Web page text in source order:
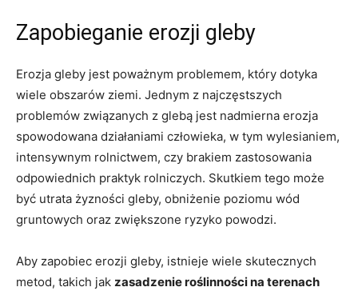
Zapobieganie erozji gleby
Erozja gleby​ jest poważnym problemem, który dotyka
‌wiele‌ obszarów ziemi.​ Jednym z najczęstszych
problemów związanych ⁣z glebą jest nadmierna⁣ erozja
spowodowana ‌działaniami człowieka,⁣ w tym wylesianiem,
intensywnym rolnictwem,‍ czy ‌brakiem zastosowania
odpowiednich praktyk rolniczych. ‍Skutkiem tego⁣ może
być⁢ utrata żyzności​ gleby, obniżenie poziomu ⁢wód
gruntowych oraz zwiększone ryzyko powodzi.
Aby zapobiec erozji gleby, istnieje ⁣wiele skutecznych
metod, takich jak zasadzenie roślinności ‍na terenach